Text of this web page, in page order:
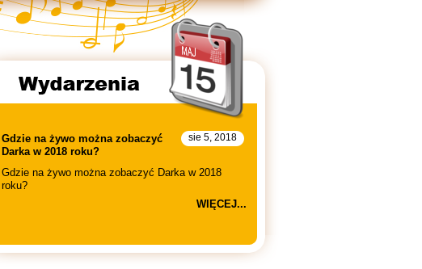
Gdzie na żywo można zobaczyć
Darka w 2018 roku?
sie 5, 2018
Gdzie na żywo można zobaczyć Darka w 2018
roku?
WIĘCEJ...